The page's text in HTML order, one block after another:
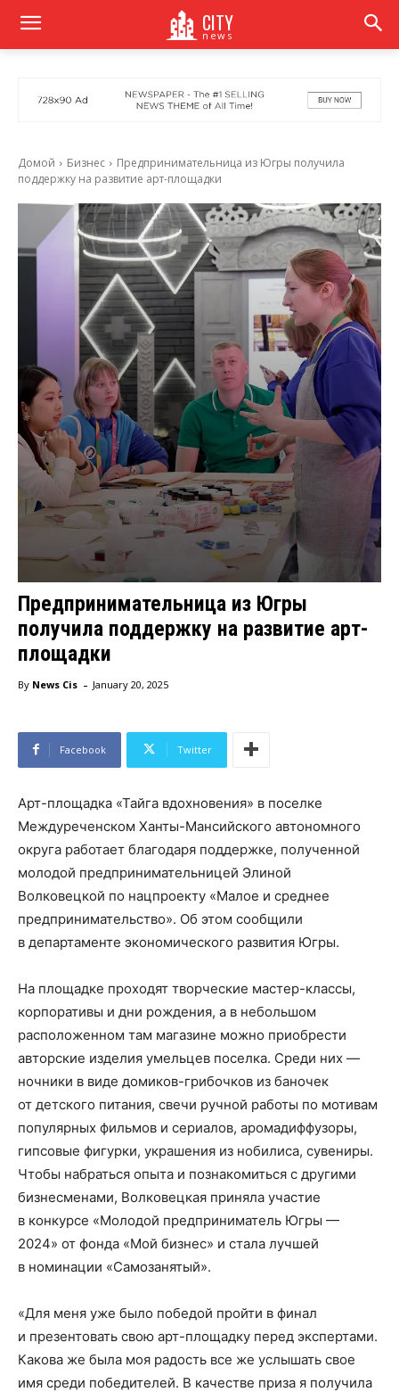
CITY
news
Домой Бизнес
Предпринимательница из Югры получила
поддержку на развитие арт-площадки
Предпринимательница из Югры
получила поддержку на развитие арт-
площадки
By News Cis - January 20, 2025
Facebook Twitter
Арт-площадка «Тайга вдохновения» в поселке
Междуреченском Ханты-Мансийского автономного
округа работает благодаря поддержке, полученной
молодой предпринимательницей Элиной
Волковецкой по нацпроекту «Малое и среднее
предпринимательство». Об этом сообщили
в департаменте экономического развития Югры.
На площадке проходят творческие мастер-классы,
корпоративы и дни рождения, а в небольшом
расположенном там магазине можно приобрести
авторские изделия умельцев поселка. Среди них —
ночники в виде домиков-грибочков из баночек
от детского питания, свечи ручной работы по мотивам
популярных фильмов и сериалов, аромадиффузоры,
гипсовые фигурки, украшения из нобилиса, сувениры.
Чтобы набраться опыта и познакомиться с другими
бизнесменами, Волковецкая приняла участие
в конкурсе «Молодой предприниматель Югры —
2024» от фонда «Мой бизнес» и стала лучшей
в номинации «Самозанятый».
«Для меня уже было победой пройти в финал
и презентовать свою арт-площадку перед экспертами.
Какова же была моя радость все же услышать свое
имя среди победителей. В качестве приза я получила